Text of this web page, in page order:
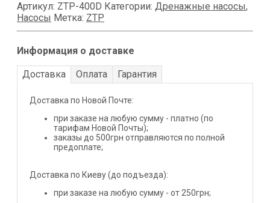
Артикул: ZTP-400D Категории: Дренажные насосы,
Насосы Метка: ZTP
Информация о доставке
Доставка Оплата Гарантия
Доставка по Новой Почте:
при заказе на любую сумму - платно (по
тарифам Новой Почты);
заказы до 500грн отправляются по полной
предоплате;
Доставка по Киеву (до подъезда):
при заказе на любую сумму - от 250грн;